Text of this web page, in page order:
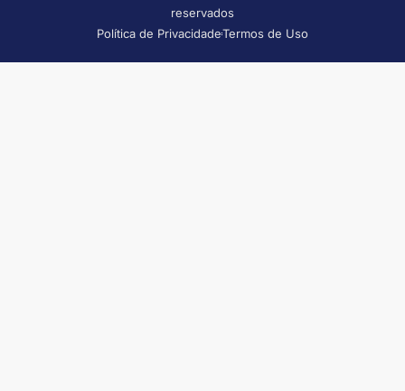
reservados
Política de PrivacidadeTermos de Uso